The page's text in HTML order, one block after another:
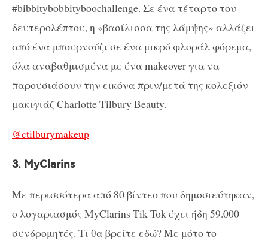
#bibbitybobbityboochallenge. Σε ένα τέταρτο του
δευτερολέπτου, η «βασίλισσα της λάμψης» αλλάζει
από ένα μπουρνούζι σε ένα μικρό φλοράλ φόρεμα,
όλα αναβαθμισμένα με ένα makeover για να
παρουσιάσουν την εικόνα πριν/μετά της κολεξιόν
μακιγιάζ Charlotte Tilbury Beauty.
@ctilburymakeup
3. MyClarins
Με περισσότερα από 80 βίντεο που δημοσιεύτηκαν,
ο λογαριασμός MyClarins Tik Tok έχει ήδη 59.000
συνδρομητές. Τι θα βρείτε εδώ? Με μότο το